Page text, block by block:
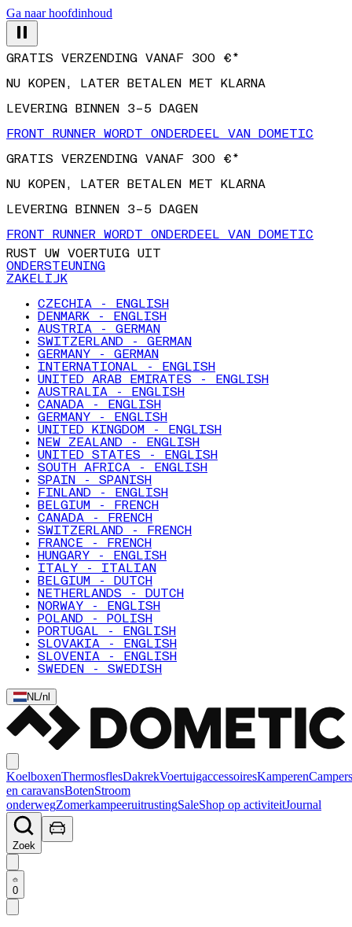
Ga naar hoofdinhoud
GRATIS VERZENDING VANAF 300 €*
NU KOPEN, LATER BETALEN MET KLARNA
LEVERING BINNEN 3–5 DAGEN
FRONT RUNNER WORDT ONDERDEEL VAN DOMETIC
GRATIS VERZENDING VANAF 300 €*
NU KOPEN, LATER BETALEN MET KLARNA
LEVERING BINNEN 3–5 DAGEN
FRONT RUNNER WORDT ONDERDEEL VAN DOMETIC
RUST UW VOERTUIG UIT
ONDERSTEUNING
ZAKELIJK
CZECHIA - ENGLISH
DENMARK - ENGLISH
AUSTRIA - GERMAN
SWITZERLAND - GERMAN
GERMANY - GERMAN
INTERNATIONAL - ENGLISH
UNITED ARAB EMIRATES - ENGLISH
AUSTRALIA - ENGLISH
CANADA - ENGLISH
GERMANY - ENGLISH
UNITED KINGDOM - ENGLISH
NEW ZEALAND - ENGLISH
UNITED STATES - ENGLISH
SOUTH AFRICA - ENGLISH
SPAIN - SPANISH
FINLAND - ENGLISH
BELGIUM - FRENCH
CANADA - FRENCH
SWITZERLAND - FRENCH
FRANCE - FRENCH
HUNGARY - ENGLISH
ITALY - ITALIAN
BELGIUM - DUTCH
NETHERLANDS - DUTCH
NORWAY - ENGLISH
POLAND - POLISH
PORTUGAL - ENGLISH
SLOVAKIA - ENGLISH
SLOVENIA - ENGLISH
SWEDEN - SWEDISH
NL/nl
KoelboxenThermosflesDakrekVoertuigaccessoiresKamperenCampers
en caravansBotenStroom
onderwegZomerkampeeruitrustingSaleShop op activiteitJournal
Zoek
0